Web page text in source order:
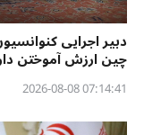
دبیر اجرایی
چین ارزش آموختن
07:14:41 2026-08-08